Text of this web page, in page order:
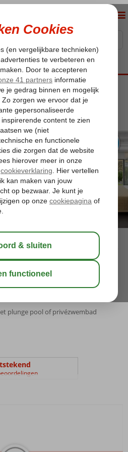
Apollo Palace
en het strand
en bars
plunge pool of privézwembad